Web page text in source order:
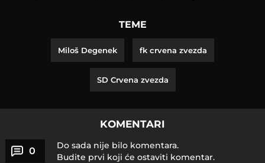
TEME
Miloš Degenek fk crvena zvezda
SD Crvena zvezda
KOMENTARI
0
Do sada nije bilo komentara.
Budite prvi koji će ostaviti komentar.